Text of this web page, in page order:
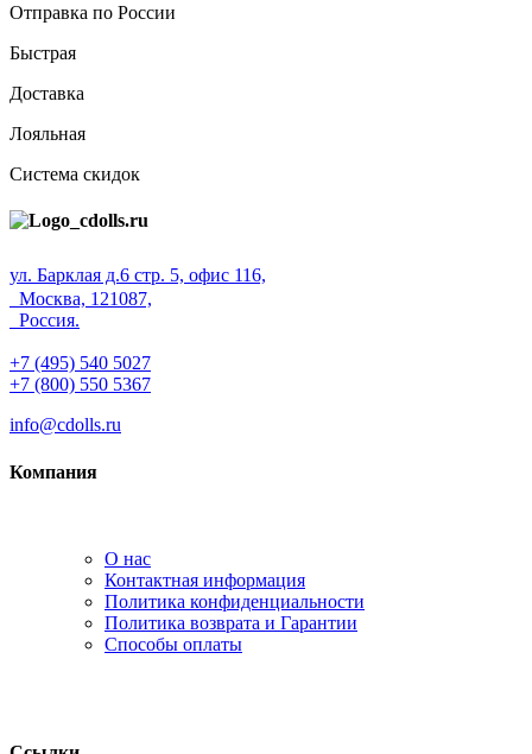
Отправка по России
Быстрая
Доставка
Лояльная
Система скидок
ул. Барклая д.6 стр. 5, офис 116,
Москва, 121087,
Россия.
+7 (495) 540 5027
+7 (800) 550 5367
info@cdolls.ru
Компания
О нас
Контактная информация
Политика конфиденциальности
Политика возврата и Гарантии
Способы оплаты